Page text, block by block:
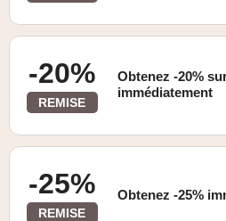
-20%
REMISE
Obtenez -20%
immédiatement
-25%
REMISE
Obtenez -25%